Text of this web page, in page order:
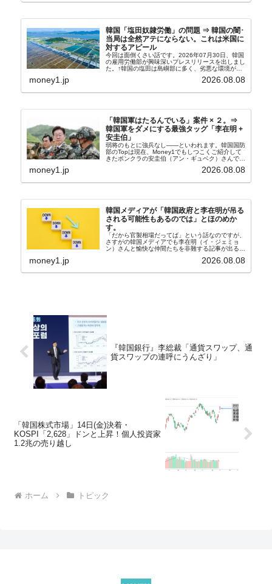
韓国「塩田奴隷労働」の問題 ⇒ 韓国の闇･
当局は全然アテにならない。これは米国に
対するアピール
今回は面倒くさい話です。2026年07月30日、韓国
の雇用労働部が興味深いプレスリリースを出しまし
た。↑韓国の塩田は島嶼部に多く、劣悪な環境が一
たといわれます（後述）。これは、いわゆる「塩田
money1.jp 2026.08.08
「韓国軍はたるんでいる」案件 × ２。⇒
韓国軍をダメにする最強タッグ「李在明 +
安圭伯」
弱将のもとに強兵なし――といわれます。韓国国防
部のTopは現在、Money1でもしつこくご紹介して
きたボンクラの安圭伯（アン・ギュベク）さんで
さんと「韓国初の文官上がり」の国防部長官安圭伯
money1.jp 2026.08.08
韓国メディアが「韓国政府と李在明が吊る
される可能性もあるのでは」とほのめか
す。
「だから官製相場だってば」という話なのですが、
さすがの韓国メディアでも李在明（イ・ジェミョ
ン）さんと愉快な仲間たちを非難する記事が出るよ
『朝鮮日報』に面白い記事が出ています。「東西南
money1.jp 2026.08.08
『韓国銀行』李総裁「通貨スワップ、通
貨スワップの連呼にうんざり」
「韓国株式市場」14日(金)決着・
KOSPI「2,628」ドンと上昇！個人投資家
1.2兆の売り越し
ホーム トピック